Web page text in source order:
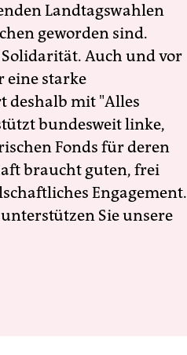
Landtagswahlen
geworden sind.
Auch und vor
eine starke
deshalb mit "Alles
bundesweit linke,
Fonds für deren
braucht guten, frei
Engagement.
Sie unsere